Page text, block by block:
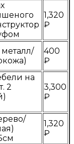
1,320
₽
400
₽
на
2
3,300
₽
1,320
₽